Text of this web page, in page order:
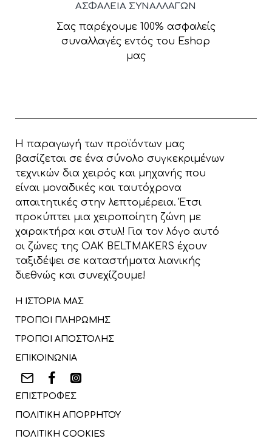
ΑΣΦΑΛΕΙΑ ΣΥΝΑΛΛΑΓΩΝ
Σας παρέχουμε 100% ασφαλείς
συναλλαγές εντός του Eshop
μας
Η παραγωγή των προϊόντων μας
βασίζεται σε ένα σύνολο συγκεκριμένων
τεχνικών δια χειρός και μηχανής που
είναι μοναδικές και ταυτόχρονα
απαιτητικές στην λεπτομέρεια. Έτσι
προκύπτει μια χειροποίητη ζώνη με
χαρακτήρα και στυλ! Για τον λόγο αυτό
οι ζώνες της OAK BELTMAKERS έχουν
ταξιδέψει σε καταστήματα λιανικής
διεθνώς και συνεχίζουμε!
Η ΙΣΤΟΡΙΑ ΜΑΣ
ΤΡΟΠΟΙ ΠΛΗΡΩΜΗΣ
ΤΡΟΠΟΙ ΑΠΟΣΤΟΛΗΣ
ΕΠΙΚΟΙΝΩΝΙΑ
ΕΠΙΣΤΡΟΦΕΣ
ΠΟΛΙΤΙΚΗ ΑΠΟΡΡΗΤΟΥ
ΠΟΛΙΤΙΚΗ COOKIES